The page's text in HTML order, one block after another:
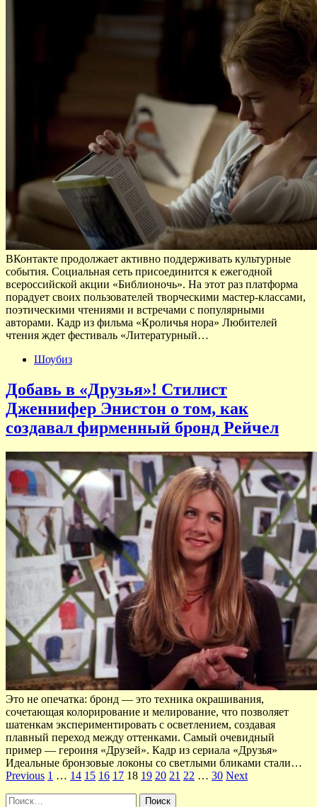
ВКонтакте продолжает активно поддерживать культурные
события. Социальная сеть присоединится к ежегодной
всероссийской акции «Библионочь». На этот раз платформа
порадует своих пользователей творческими мастер-классами,
поэтическими чтениями и встречами с популярными
авторами. Кадр из фильма «Кроличья нора» Любителей
чтения ждет фестиваль «Литературный…
Шоубиз
Добавь в «Друзья»! Стилист
Дженнифер Энистон о том, как
создавал фирменный бронд Рейчел
Это не опечатка: бронд — это техника окрашивания,
сочетающая колорирование и мелирование, что позволяет
шатенкам экспериментировать с осветлением, создавая
плавный переход между оттенками. Самый очевидный
пример — героиня «Друзей». Кадр из сериала «Друзья»
Идеальные бронзовые локоны со светлыми бликами стали…
Пагинация
записей
Previous 1 … 14 15 16 17 18 19 20 21 22 … 30 Next
Найти: